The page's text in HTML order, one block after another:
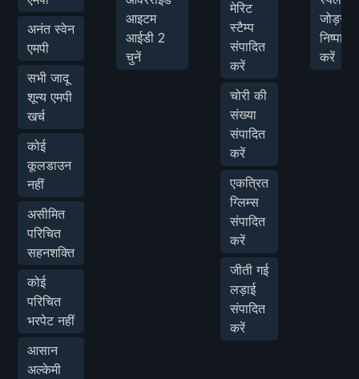
अनंत स्वेन
एमपी
सभी जादू
शून्य एमपी
खर्च
कोई
कूलडाउन
नहीं
असीमित
परिचित
सहनशक्ति
कोई
परिचित
भरपेट नहीं
आसान
अल्केमी
आइटम
आईडी 2
चुनें
मेरिट
स्टैम्प
संपादित
करें
चोरी की
संख्या
संपादित
करें
एकत्रित
ग्लिम्स
संपादित
करें
जीती गई
लड़ाई
संपादित
करें
जोड़ना
निष्पादित
करें